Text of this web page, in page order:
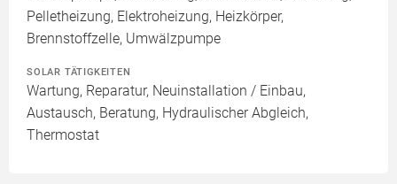
Pelletheizung, Elektroheizung, Heizkörper,
Brennstoffzelle, Umwälzpumpe
SOLAR TÄTIGKEITEN
Wartung, Reparatur, Neuinstallation / Einbau,
Austausch, Beratung, Hydraulischer Abgleich,
Thermostat